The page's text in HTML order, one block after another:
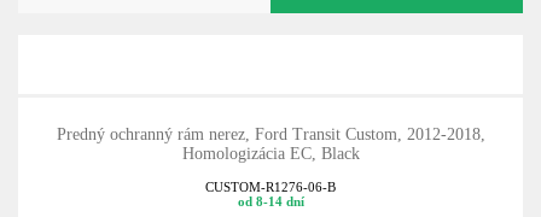
Predný ochranný rám nerez, Ford Transit Custom, 2012-2018,
Homologizácia EC, Black
CUSTOM-R1276-06-B
od 8-14 dní